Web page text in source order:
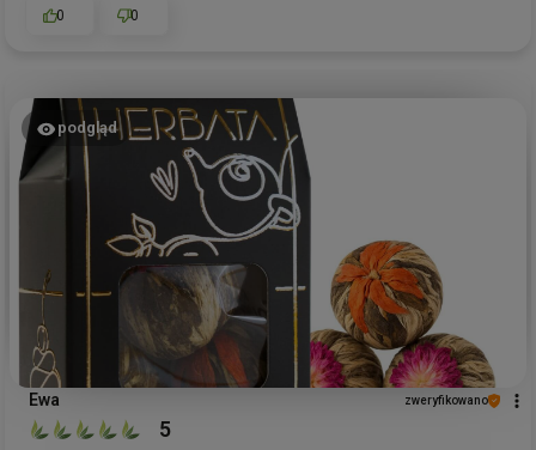
0 0
podgląd
Ewa zweryfikowano
5